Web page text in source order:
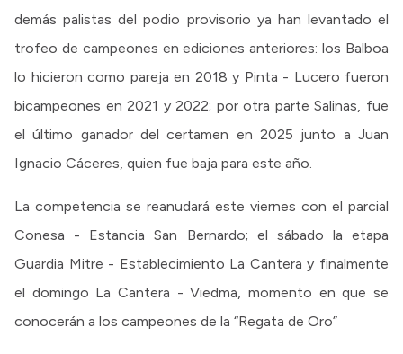
demás palistas del podio provisorio ya han levantado el
trofeo de campeones en ediciones anteriores: los Balboa
lo hicieron como pareja en 2018 y Pinta - Lucero fueron
bicampeones en 2021 y 2022; por otra parte Salinas, fue
el último ganador del certamen en 2025 junto a Juan
Ignacio Cáceres, quien fue baja para este año.
La competencia se reanudará este viernes con el parcial
Conesa - Estancia San Bernardo; el sábado la etapa
Guardia Mitre - Establecimiento La Cantera y finalmente
el domingo La Cantera - Viedma, momento en que se
conocerán a los campeones de la “Regata de Oro”